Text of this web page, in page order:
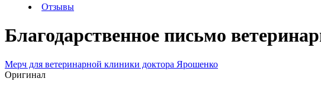
Отзывы
Благодарственное письмо
Мерч для ветеринарной клиники доктора Ярошенко
Оригинал